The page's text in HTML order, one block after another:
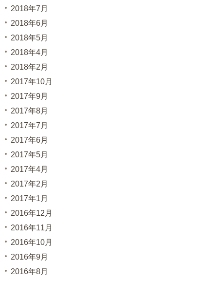
2018年7月
2018年6月
2018年5月
2018年4月
2018年2月
2017年10月
2017年9月
2017年8月
2017年7月
2017年6月
2017年5月
2017年4月
2017年2月
2017年1月
2016年12月
2016年11月
2016年10月
2016年9月
2016年8月